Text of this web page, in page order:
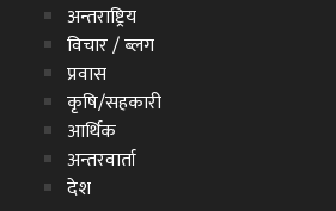
अन्तराष्ट्रिय
विचार / ब्लग
प्रवास
कृषि/सहकारी
आर्थिक
अन्तरवार्ता
देश